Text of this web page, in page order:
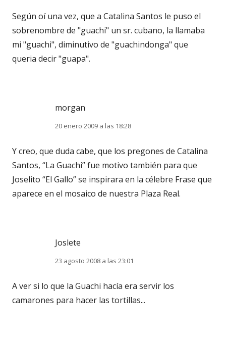
Según oí una vez, que a Catalina Santos le puso el
sobrenombre de "guachi" un sr. cubano, la llamaba
mi "guachi", diminutivo de "guachindonga" que
queria decir "guapa".
morgan
20 enero 2009 a las 18:28
Y creo, que duda cabe, que los pregones de Catalina
Santos, “La Guachi” fue motivo también para que
Joselito “El Gallo” se inspirara en la célebre Frase que
aparece en el mosaico de nuestra Plaza Real.
Joslete
23 agosto 2008 a las 23:01
A ver si lo que la Guachi hacía era servir los
camarones para hacer las tortillas...